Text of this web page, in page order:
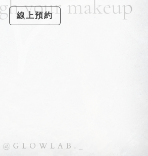
線上預約